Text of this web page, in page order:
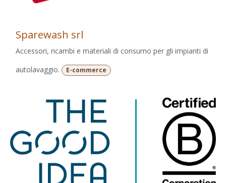
Sparewash srl
Accessori, ricambi e materiali di consumo per gli impianti di
autolavaggio.
E-commerce